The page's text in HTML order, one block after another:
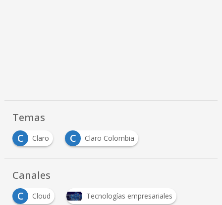
Temas
C
Claro C Claro Colombia
Canales
C
Cloud Tecnologías empresariales